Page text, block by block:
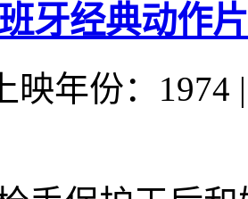
牙经典动作
上映年份：1974 |